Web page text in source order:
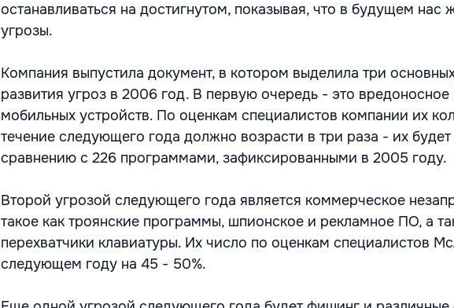
останавливаться на достигнутом, показывая, что в будущем нас
угрозы.
Компания выпустила документ, в котором выделила три
развития угроз в 2006 год. В первую очередь - это
мобильных устройств. По оценкам специалистов компании их
течение следующего года должно возрасти в три раза - их
сравнению с 226 программами, зафиксированными в 2005 году.
Второй угрозой следующего года является коммерческое
такое как троянские программы, шпионское и рекламное ПО, а
перехватчики клавиатуры. Их число по оценкам специалистов
следующем году на 45 - 50%.